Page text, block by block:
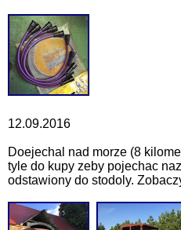
12.09.2016
Doejechal nad morze (8
tyle do kupy zeby pojechac
odstawiony do stodoly.